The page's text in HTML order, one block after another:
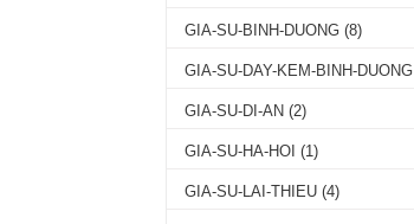
GIA-SU-BINH-DUONG (8)
GIA-SU-DAY-KEM-BINH-DUONG
GIA-SU-DI-AN (2)
GIA-SU-HA-HOI (1)
GIA-SU-LAI-THIEU (4)